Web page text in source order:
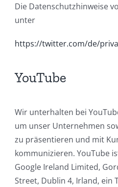
Die Datenschutzhinweise
unter
https://twitter.com/de/
YouTube
Wir unterhalten bei
um unser Unternehmen
zu präsentieren und mit
kommunizieren. YouTube
Google Ireland Limited,
Street, Dublin 4, Irland, ein